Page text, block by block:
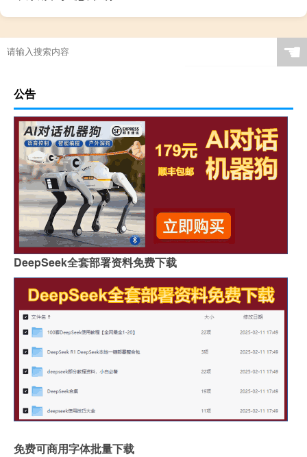
☚
公告
DeepSeek全套部署资料免费下载
免费可商用字体批量下载